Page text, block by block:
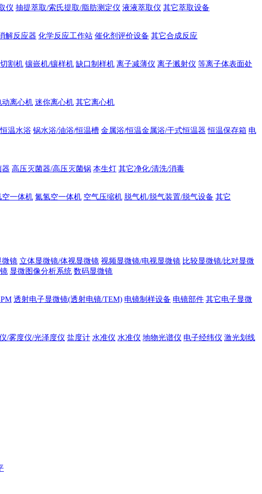
仪 抽提萃取/索氏提取/脂肪测定仪 液液萃取仪 其它萃取设备
解反应器 化学反应工作站 催化剂评价设备 其它合成反应
切割机 镶嵌机/镶样机 缺口制样机 离子减薄仪 离子溅射仪 等离子体表面处
动离心机 迷你离心机 其它离心机
温水浴 锅水浴/油浴/恒温槽 金属浴/恒温金属浴/干式恒温器 恒温保存箱 电
器 高压灭菌器/高压灭菌锅 本生灯 其它净化/清洗/消毒
空一体机 氮氢空一体机 空气压缩机 脱气机/脱气装置/脱气设备 其它
微镜 立体显微镜/体视显微镜 视频显微镜/电视显微镜 比较显微镜/比对显微
显微图像分析系统 数码显微镜
透射电子显微镜(透射电镜/TEM) 电镜制样设备 电镜部件 其它电子显微
/雾度仪/光泽度仪 盐度计 水准仪 水准仪 地物光谱仪 电子经纬仪 激光划线